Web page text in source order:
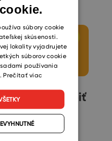
Ako prekvapiť
kolegov
nočnými e-
SLOVAK
súbory cookie
skúsenosti.
lokality vyjadrujete
súborov cookie
používania
Prečítať viac